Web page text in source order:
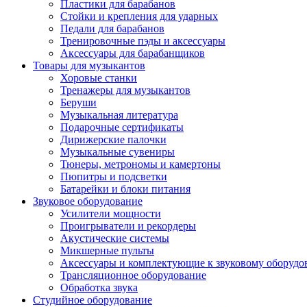
Пластики для барабанов
Стойки и крепления для ударных
Педали для барабанов
Тренировочные пэды и аксессуары
Аксессуары для барабанщиков
Товары для музыкантов
Хоровые станки
Тренажеры для музыкантов
Беруши
Музыкальная литература
Подарочные сертификаты
Дирижерские палочки
Музыкальные сувениры
Тюнеры, метрономы и камертоны
Пюпитры и подсветки
Батарейки и блоки питания
Звуковое оборудование
Усилители мощности
Проигрыватели и рекордеры
Акустические системы
Микшерные пульты
Аксессуары и комплектующие к звуковому
Трансляционное оборудование
Обработка звука
Студийное оборудование